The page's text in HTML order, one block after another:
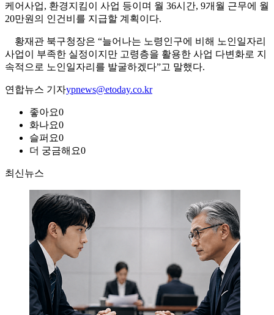
케어사업, 환경지킴이 사업 등이며 월 36시간, 9개월 근무에 월
20만원의 인건비를 지급할 계획이다.
황재관 북구청장은 “늘어나는 노령인구에 비해 노인일자리
사업이 부족한 실정이지만 고령층을 활용한 사업 다변화로 지
속적으로 노인일자리를 발굴하겠다”고 말했다.
연합뉴스 기자ypnews@etoday.co.kr
좋아요0
화나요0
슬퍼요0
더 궁금해요0
최신뉴스